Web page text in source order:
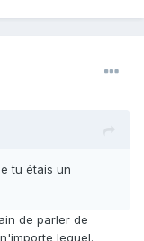
tu étais un
de parler de
lequel.